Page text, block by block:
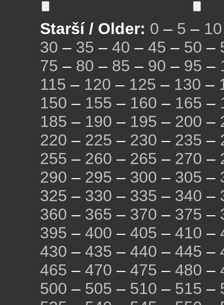
Starší / Older: 0 – 5 – 10
30 – 35 – 40 – 45 – 50 –
75 – 80 – 85 – 90 – 95 –
115 – 120 – 125 – 130 –
150 – 155 – 160 – 165 –
185 – 190 – 195 – 200 –
220 – 225 – 230 – 235 –
255 – 260 – 265 – 270 –
290 – 295 – 300 – 305 –
325 – 330 – 335 – 340 –
360 – 365 – 370 – 375 –
395 – 400 – 405 – 410 –
430 – 435 – 440 – 445 –
465 – 470 – 475 – 480 –
500 – 505 – 510 – 515 –